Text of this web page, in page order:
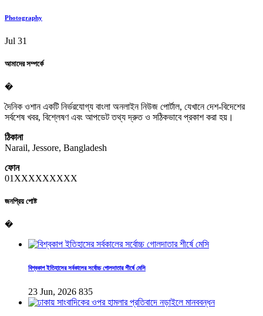
Photography
Jul 31
আমাদের সম্পর্কে
�
দৈনিক ওশান একটি নির্ভরযোগ্য বাংলা অনলাইন নিউজ পোর্টাল, যেখানে দেশ-বিদেশের
সর্বশেষ খবর, বিশ্লেষণ এবং আপডেট তথ্য দ্রুত ও সঠিকভাবে প্রকাশ করা হয়।
ঠিকানা
Narail, Jessore, Bangladesh
ফোন
01XXXXXXXXX
জনপ্রিয় পোষ্ট
�
বিশ্বকাপ ইতিহাসের সর্বকালের সর্বোচ্চ গোলদাতার শীর্ষে মেসি
23 Jun, 2026 835